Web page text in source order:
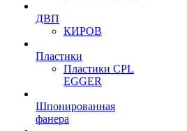
ДВП
КИРОВ
Пластики
Пластики CPL
EGGER
Шпонированная
фанера